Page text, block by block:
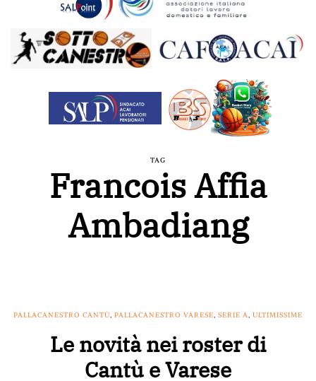
TAG
Francois Affia
Ambadiang
PALLACANESTRO CANTÙ, PALLACANESTRO VARESE, SERIE A, ULTIMISSIME
Le novità nei roster di
Cantù e Varese